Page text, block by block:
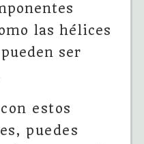
las hélices
ser
estos
puedes